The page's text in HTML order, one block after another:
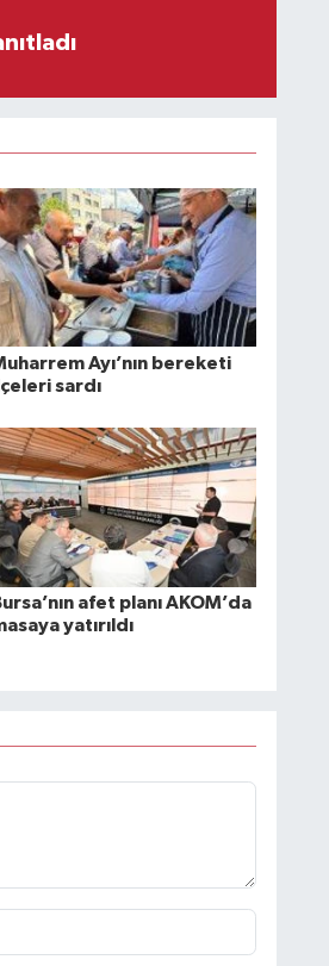
Ayı’nın bereketi
sardı
afet planı AKOM’da
yatırıldı